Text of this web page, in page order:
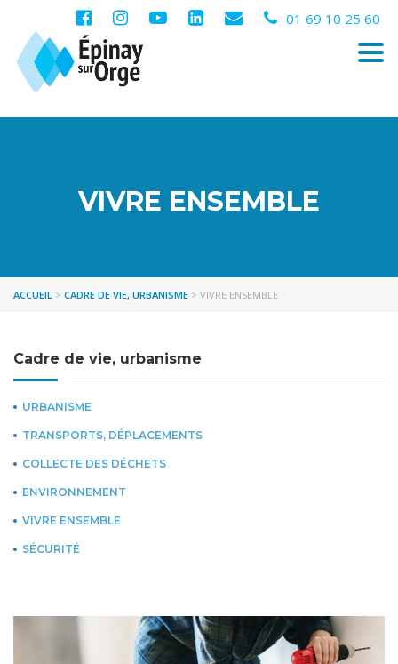
01 69 10 25 60
VIVRE ENSEMBLE
ACCUEIL > CADRE DE VIE, URBANISME > VIVRE ENSEMBLE
Cadre de vie, urbanisme
URBANISME
TRANSPORTS, DÉPLACEMENTS
COLLECTE DES DÉCHETS
ENVIRONNEMENT
VIVRE ENSEMBLE
SÉCURITÉ